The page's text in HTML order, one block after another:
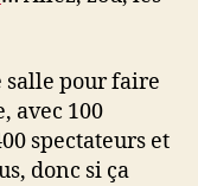
salle pour faire
avec 100
spectateurs et
donc si ça